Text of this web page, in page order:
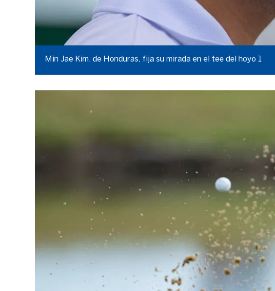
Min Jae Kim, de Honduras, fija su mirada en el tee del hoyo 1